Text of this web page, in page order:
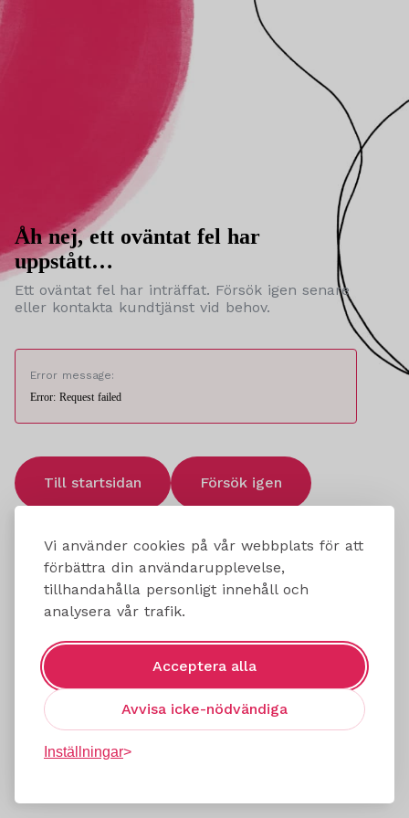
Vi använder cookies på vår webbplats för att
förbättra din användarupplevelse,
tillhandahålla personligt innehåll och
analysera vår trafik.
Acceptera alla
Avvisa icke-nödvändiga
Inställningar
Åh nej, ett oväntat fel har
uppstått…
Ett oväntat fel har inträffat. Försök igen senare
eller kontakta kundtjänst vid behov.
Error message:
Error: Request failed
Till startsidan Försök igen